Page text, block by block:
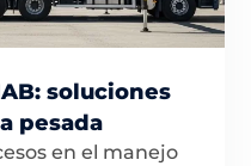
soluciones
pesada
en el manejo